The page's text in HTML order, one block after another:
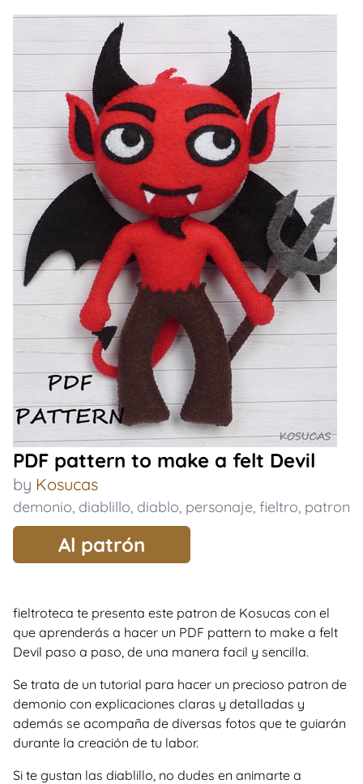
PDF pattern to make a felt Devil
by Kosucas
demonio, diablillo, diablo, personaje, fieltro, patron
Al patrón
fieltroteca te presenta este patron de Kosucas con el
que aprenderás a hacer un PDF pattern to make a felt
Devil paso a paso, de una manera facil y sencilla.
Se trata de un tutorial para hacer un precioso patron de
demonio con explicaciones claras y detalladas y
además se acompaña de diversas fotos que te guiarán
durante la creación de tu labor.
Si te gustan las diablillo, no dudes en animarte a